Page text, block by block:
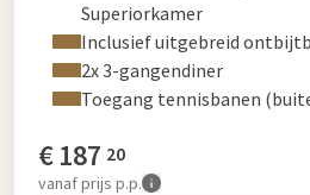
Superiorkamer
Inclusief uitgebreid
2x 3-gangendiner
Toegang tennisbanen
€187 20
vanafprijs p.p.